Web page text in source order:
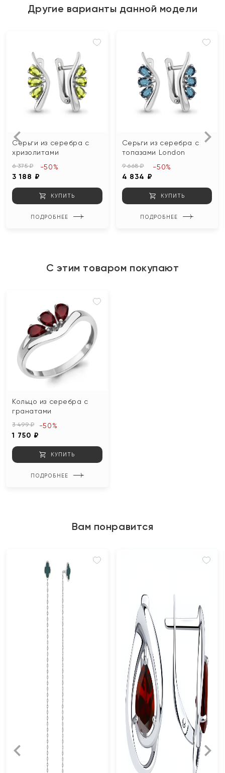
Другие варианты данной модели
Серьги из серебра с
хризолитами
6 375 ₽
3 188 ₽
-50%
КУПИТЬ
ПОДРОБНЕЕ
Серьги из серебра с
топазами London
9 668 ₽
4 834 ₽
-50%
КУПИТЬ
ПОДРОБНЕЕ
С этим товаром покупают
Кольцо из серебра с
гранатами
3 499 ₽
1 750 ₽
-50%
КУПИТЬ
ПОДРОБНЕЕ
Вам понравится